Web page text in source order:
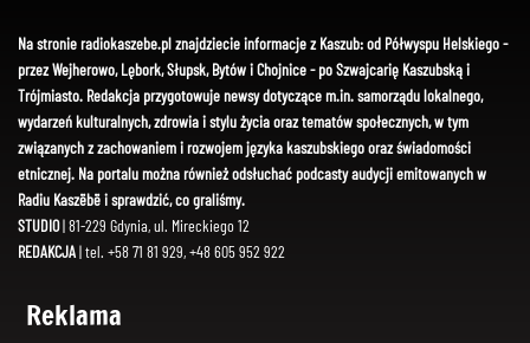
Na stronie radiokaszebe.pl znajdziecie informacje z Kaszub: od Półwyspu Helskiego -
przez Wejherowo, Lębork, Słupsk, Bytów i Chojnice - po Szwajcarię Kaszubską i
Trójmiasto. Redakcja przygotowuje newsy dotyczące m.in. samorządu lokalnego,
wydarzeń kulturalnych, zdrowia i stylu życia oraz tematów społecznych, w tym
związanych z zachowaniem i rozwojem języka kaszubskiego oraz świadomości
etnicznej. Na portalu można również odsłuchać podcasty audycji emitowanych w
Radiu Kaszëbë i sprawdzić, co graliśmy.
STUDIO| 81-229 Gdynia, ul. Mireckiego 12
REDAKCJA| tel. +58 71 81 929, +48 605 952 922
Reklama